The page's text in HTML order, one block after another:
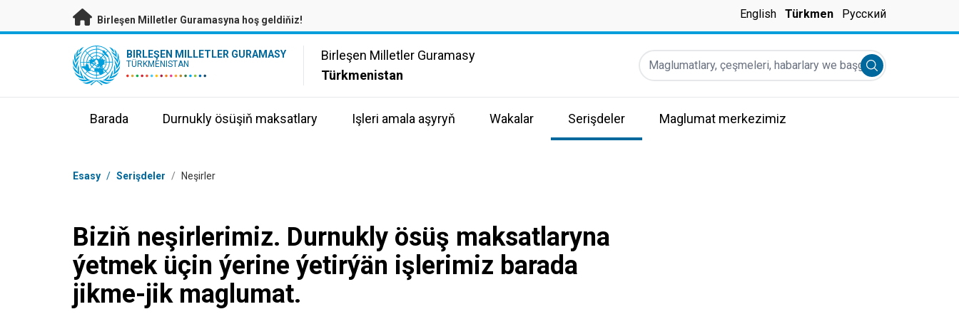
Esasy mazmunyna geçmek
Birleşen Milletler Guramasyna hoş geldiňiz! English Türkmen Русский
UN Logo BIRLEŞEN MILLETLER GURAMASY
TÜRKMENISTAN
Birleşen Milletler Guramasy
Türkmenistan
Maglumatlary, çeşmeleri, habarlary we başgalary tapyň...
Submit search
Barada Durnukly ösüşiň maksatlary Işleri amala aşyryň Wakalar Serişdeler Maglumat merkezimiz
Nawigasiýa tertibi
Esasy / Serişdeler / Neşirler
Biziň neşirlerimiz. Durnukly ösüş maksatlaryna
ýetmek üçin ýerine ýetirýän işlerimiz barada
jikme-jik maglumat.